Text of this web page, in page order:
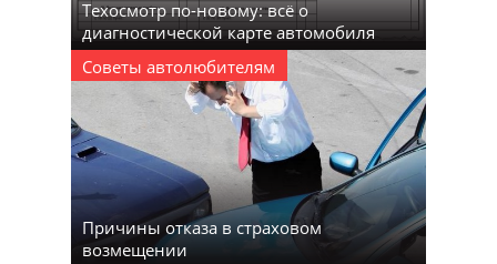
Техосмотр по-новому: всё о
диагностической карте автомобиля
Советы автолюбителям
Причины отказа в страховом
возмещении